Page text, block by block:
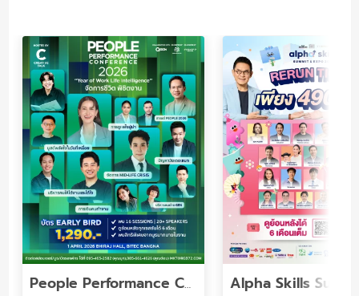
People Performance Conference (PPC2026) - YEAR OF WORK LIFE INTELLIGENCE